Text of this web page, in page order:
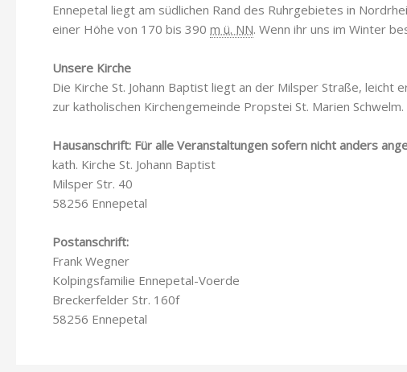
Ennepetal liegt am südlichen Rand des Ruhrgebietes in
einer Höhe von 170 bis 390 m ü. NN. Wenn ihr uns im Winter
Unsere Kirche
Die Kirche St. Johann Baptist liegt an der Milsper Straße,
zur katholischen Kirchengemeinde Propstei St. Marien Schwelm.
Hausanschrift: Für alle Veranstaltungen sofern nicht anders
kath. Kirche St. Johann Baptist
Milsper Str. 40
58256 Ennepetal
Postanschrift:
Frank Wegner
Kolpingsfamilie Ennepetal-Voerde
Breckerfelder Str. 160f
58256 Ennepetal